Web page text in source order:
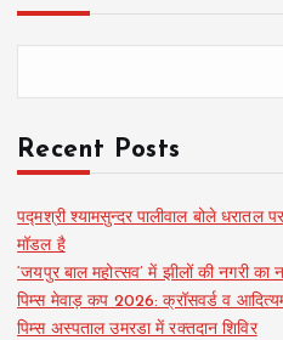
Recent Posts
पद्मश्री श्यामसुन्दर पालीवाल बोले धरातल
मॉडल है
‘जयपुर बाल महोत्सव’ में झीलों की नगरी का
पिम्स मेवाड़ कप 2026: क्रॉसवर्ड व
पिम्स अस्पताल उमरडा में रक्तदान शिविर